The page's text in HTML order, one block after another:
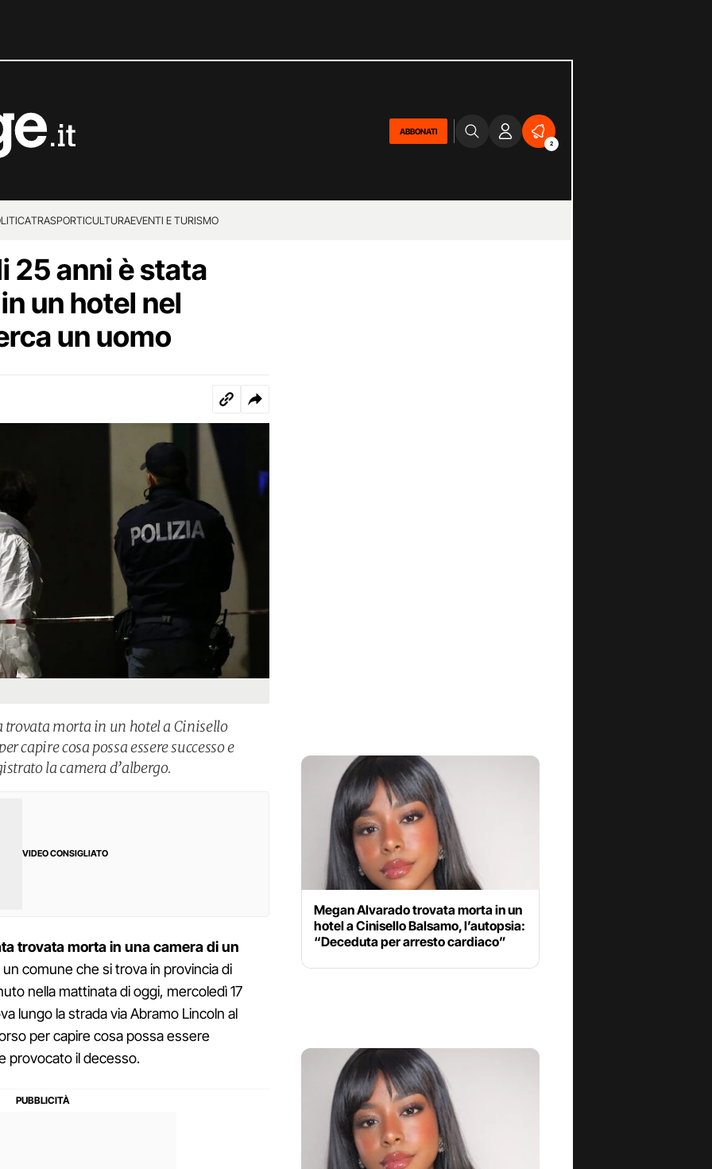
ABBONATI
2
TRASPORTICULTURAEVENTI E TURISMO
25 anni è stata
un hotel nel
un uomo
trovata morta in un hotel a Cinisello
capire cosa possa essere successo e
la camera d’albergo.
VIDEO CONSIGLIATO
trovata morta in una camera di un
un comune che si trova in provincia di
nella mattinata di oggi, mercoledì 17
lungo la strada via Abramo Lincoln al
per capire cosa possa essere
provocato il decesso.
Megan Alvarado trovata morta in un
hotel a Cinisello Balsamo, l’autopsia:
“Deceduta per arresto cardiaco”